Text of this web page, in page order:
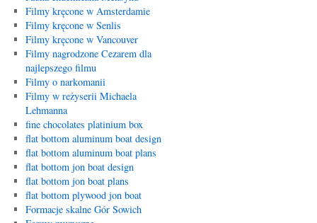
Filmy kręcone w Amsterdamie
Filmy kręcone w Senlis
Filmy kręcone w Vancouver
Filmy nagrodzone Cezarem dla
najlepszego filmu
Filmy o narkomanii
Filmy w reżyserii Michaela
Lehmanna
fine chocolates platinium box
flat bottom aluminum boat design
flat bottom aluminum boat plans
flat bottom jon boat design
flat bottom jon boat plans
flat bottom plywood jon boat
Formacje skalne Gór Sowich